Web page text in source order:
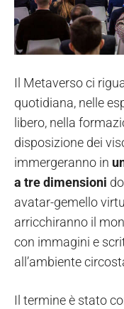
Il Metaverso ci
quotidiana, nelle
libero, nella
disposizione dei
immergeranno in
a tre dimensioni
avatar-gemello
arricchiranno il
con immagini e
all’ambiente
Il termine è stato